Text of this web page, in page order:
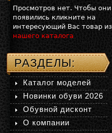
Просмотров нет. Чтобы они
появились кликните на
интересующий Вас товар из
нашего каталога
РАЗДЕЛЫ:
Каталог моделей
Новинки обуви 2026
Обувной дисконт
О компании